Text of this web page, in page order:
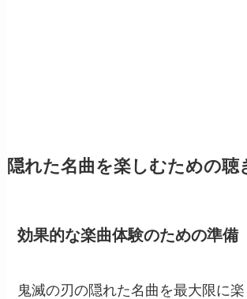
隠れた名曲を楽しむための聴
効果的な楽曲体験のための準備
鬼滅の刃の隠れた名曲を最大限に